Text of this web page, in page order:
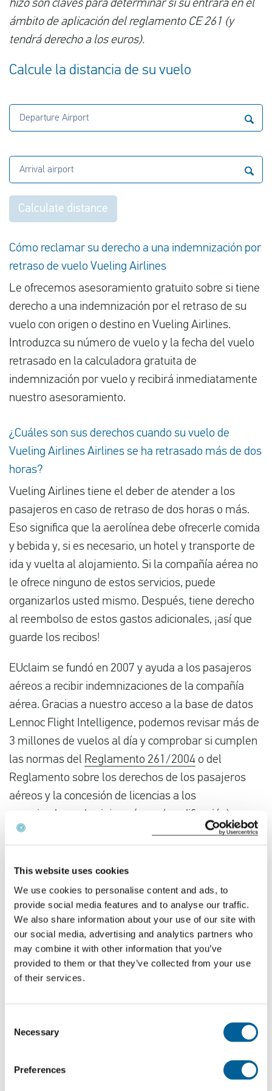
This website uses cookies
We use cookies to personalise content and ads, to
provide social media features and to analyse our traffic.
We also share information about your use of our site with
our social media, advertising and analytics partners who
may combine it with other information that you’ve
provided to them or that they’ve collected from your use
of their services.
Selection
Necessary
Preferences
hizo son claves para determinar si su entrará en el
ámbito de aplicación del reglamento CE 261 (y
tendrá derecho a los euros).
Calcule la distancia de su vuelo
Departure Airport
Arrival airport
Calculate distance
Cómo reclamar su derecho a una indemnización por
retraso de vuelo Vueling Airlines
Le ofrecemos asesoramiento gratuito sobre si tiene
derecho a una indemnización por el retraso de su
vuelo con origen o destino en Vueling Airlines.
Introduzca su número de vuelo y la fecha del vuelo
retrasado en la calculadora gratuita de
indemnización por vuelo y recibirá inmediatamente
nuestro asesoramiento.
¿Cuáles son sus derechos cuando su vuelo de
Vueling Airlines Airlines se ha retrasado más de dos
horas?
Vueling Airlines tiene el deber de atender a los
pasajeros en caso de retraso de dos horas o más.
Eso significa que la aerolínea debe ofrecerle comida
y bebida y, si es necesario, un hotel y transporte de
ida y vuelta al alojamiento. Si la compañía aérea no
le ofrece ninguno de estos servicios, puede
organizarlos usted mismo. Después, tiene derecho
al reembolso de estos gastos adicionales, ¡así que
guarde los recibos!
EUclaim se fundó en 2007 y ayuda a los pasajeros
aéreos a recibir indemnizaciones de la compañía
aérea. Gracias a nuestro acceso a la base de datos
Lennoc Flight Intelligence, podemos revisar más de
3 millones de vuelos al día y comprobar si cumplen
las normas del Reglamento 261/2004 o del
Reglamento sobre los derechos de los pasajeros
aéreos y la concesión de licencias a los
organizadores de viajes aéreos (modificación)
(salida de la UE) de 2019. Nuestros datos,
jurídicos, garantizan nuestra tasa de éxito del 97%
en los tribunales. EUclaim le ayuda a obtener una
indemnización por elretrasoo la cancelación desu
vuelo.
¿Voló con Vueling Airlines y se retrasó su vuelo?
¿Estaba usted en un vuelo retrasado de Vueling